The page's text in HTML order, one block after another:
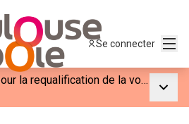
Se connecter
Concertation publique pour la requalification de la voie M2